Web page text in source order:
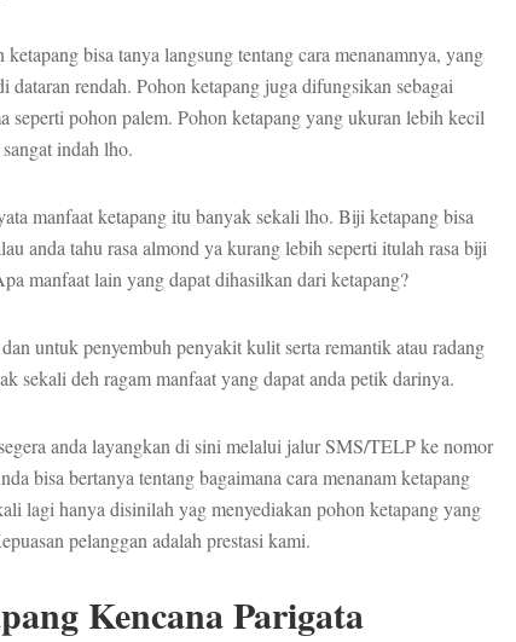
bisa tanya langsung tentang cara menanamnya, yang
dataran rendah. Pohon ketapang juga difungsikan sebagai
seperti pohon palem. Pohon ketapang yang ukuran lebih kecil
indah lho.
manfaat ketapang itu banyak sekali lho. Biji ketapang bisa
anda tahu rasa almond ya kurang lebih seperti itulah rasa biji
manfaat lain yang dapat dihasilkan dari ketapang?
untuk penyembuh penyakit kulit serta remantik atau radang
sekali deh ragam manfaat yang dapat anda petik darinya.
anda layangkan di sini melalui jalur SMS/TELP ke nomor
bisa bertanya tentang bagaimana cara menanam ketapang
lagi hanya disinilah yag menyediakan pohon ketapang yang
pelanggan adalah prestasi kami.
Kencana Parigata